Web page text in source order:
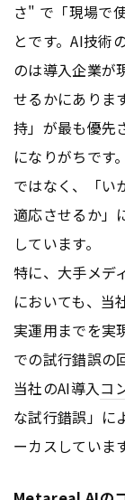
さ" で「現場で
とです。AI技術
のは導入企業が
せるかにありま
持」が最も優先
になりがちです
ではなく、「い
適応させるか」
しています。
特に、大手メデ
においても、当
実運用までを実
での試行錯誤の
当社のAI導入コ
な試行錯誤」に
ーカスしていま